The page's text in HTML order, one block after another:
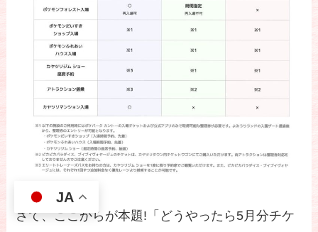
さて、ここからが本題!「どうやったら5月分チケ
JA